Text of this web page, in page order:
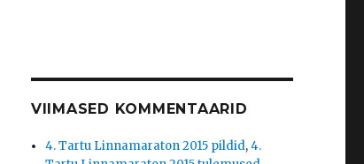
VIIMASED KOMMENTAARID
4. Tartu Linnamaraton 2015 pildid,4.